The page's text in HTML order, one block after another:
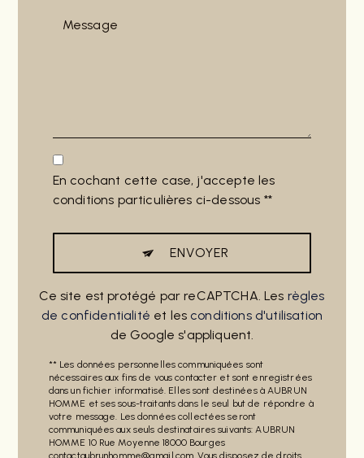
En cochant cette case, j'accepte les
conditions particulières ci-dessous **
ENVOYER
Ce site est protégé par reCAPTCHA. Les règles
de confidentialité et les conditions d'utilisation
de Google s'appliquent.
** Les données personnelles communiquées sont
nécessaires aux fins de vous contacter et sont enregistrées
dans un fichier informatisé. Elles sont destinées à AUBRUN
HOMME et ses sous-traitants dans le seul but de répondre à
votre message. Les données collectées seront
communiquées aux seuls destinataires suivants: AUBRUN
HOMME 10 Rue Moyenne 18000 Bourges
contactaubrunhomme@gmail.com. Vous disposez de droits